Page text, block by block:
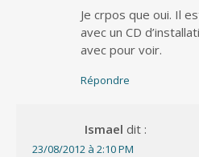
Je crpos que oui. Il
avec un CD
avec pour voir.
Répondre
Ismael dit :
23/08/2012 à 2:10 PM